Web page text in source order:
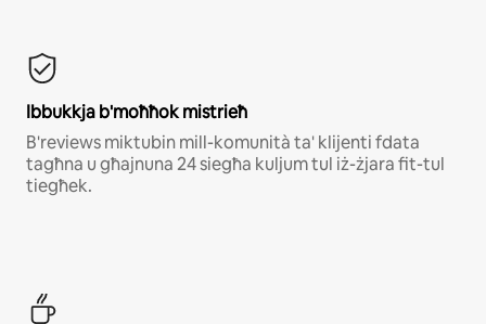
Ibbukkja b'moħħok mistrieħ
B'reviews miktubin mill-komunità ta' klijenti fdata
tagħna u għajnuna 24 siegħa kuljum tul iż-żjara fit-tul
tiegħek.